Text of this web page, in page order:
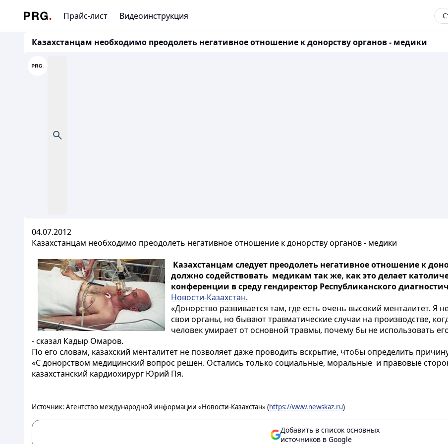
Прайс-лист Видеоинструкция
Казахстанцам необходимо преодолеть негативное отношение к донорству органов - медики
04.07.2012
Казахстанцам необходимо преодолеть негативное отношение к донорству органов - медики
Казахстанцам следует преодолеть негативное отношение к
должно содействовать медикам так же, как это делает
конференции в среду гендиректор Республиканского
Новости-Казахстан.
«Донорство развивается там, где есть очень высокий менталитет.
свои органы, но бывают травматические случаи на производстве,
человек умирает от основной травмы, почему бы не использовать
- сказал Кадыр Омаров.
По его словам, казахский менталитет не позволяет даже проводить вскрытие, чтобы определить
«С донорством медицинский вопрос решен. Остались только социальные, моральные и правовые
казахстанский кардиохирург Юрий Пя.
Источник: Агентство международной информации «Новости-Казахстан» (https://www.newskaz.ru)
Добавить в список основных
источников в Google